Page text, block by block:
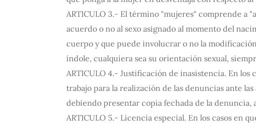
ARTICULO 3.- El término "mujeres" comprende a
acuerdo o no al sexo asignado al momento del
cuerpo y que puede involucrar o no la
índole, cualquiera sea su orientación sexual,
ARTICULO 4.- Justificación de inasistencia. En los
trabajo para la realización de las denuncias ante
debiendo presentar copia fechada de la denuncia,
ARTICULO 5.- Licencia especial. En los casos en